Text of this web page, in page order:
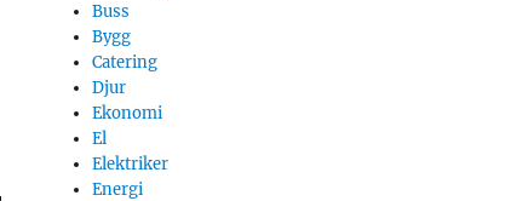
Buss
Bygg
Catering
Djur
Ekonomi
El
Elektriker
Energi